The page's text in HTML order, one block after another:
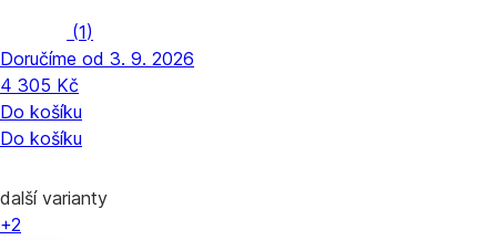
(1)
Doručíme od 3. 9. 2026
4 305 Kč
Do košíku
Do košíku
další varianty
+2